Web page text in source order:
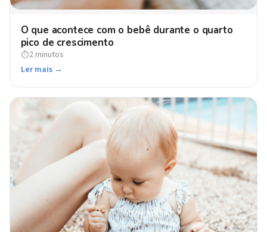
O que acontece com o bebê durante o quarto
pico de crescimento
⏱2 minutos
Ler mais →